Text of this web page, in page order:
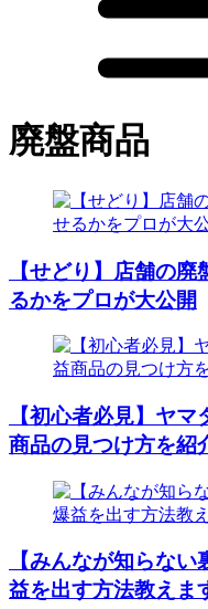
廃盤商品
【せどり】店舗の
るかをプロが大公開
【初心者必見】ヤ
商品の見つけ方を紹
【みんなが知らな
益を出す方法教えま